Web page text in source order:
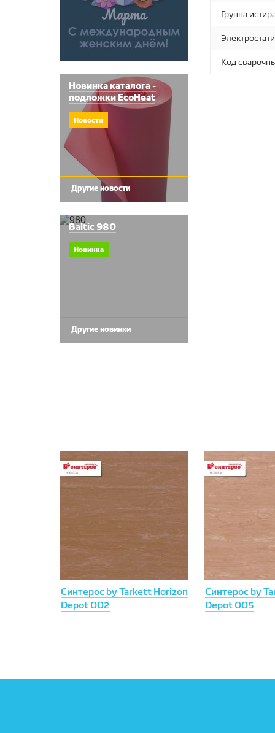
Новинка каталога -
подложки EcoHeat
Новости
Другие новости
Baltic 980
Новинка
Другие новинки
Группа
Код
Синтерос by Tarkett Horizon
Depot 002
Синтерос by
Depot 005